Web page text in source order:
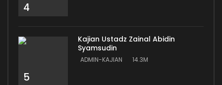
4
5
Kajian Ustadz Zainal Abidin
Syamsudin
ADMIN-KAJIAN 14.3M